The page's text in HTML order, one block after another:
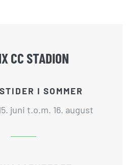
CC STADION
I SOMMER
juni t.o.m. 16. august